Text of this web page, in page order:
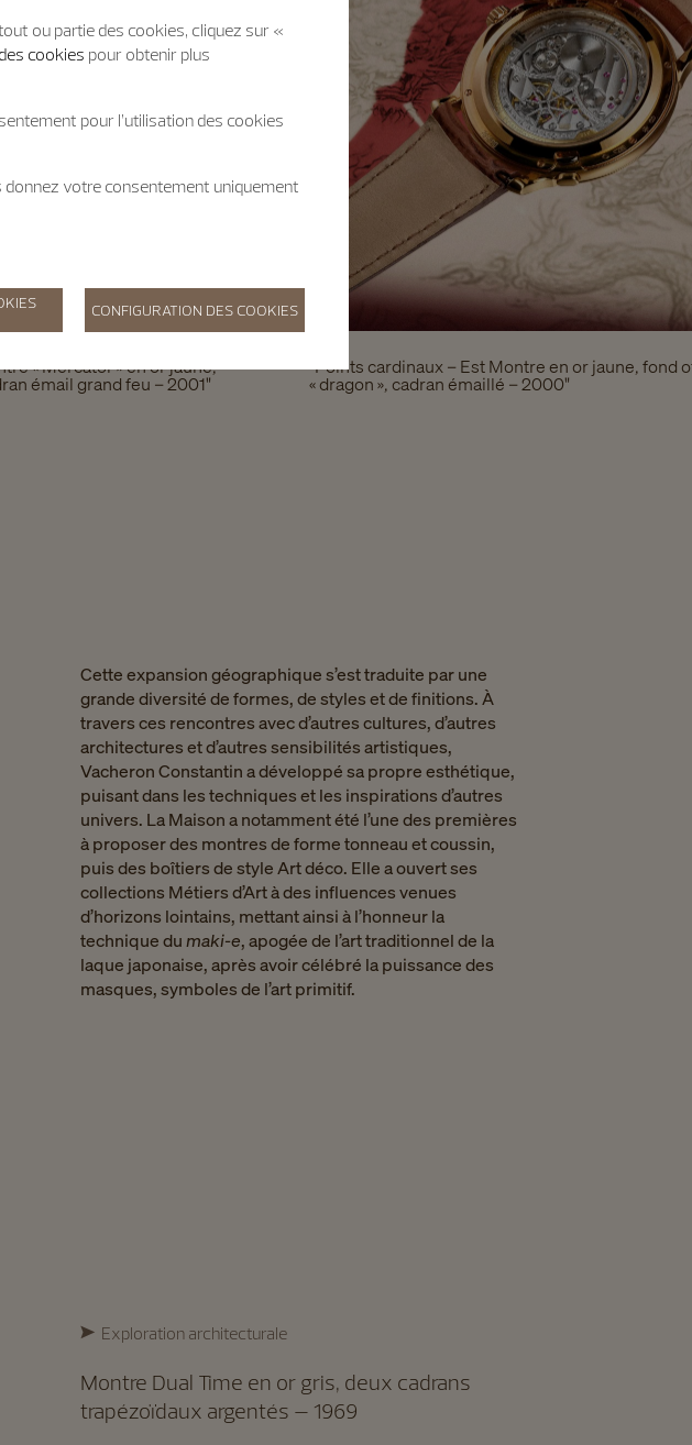
« Mercator » en or jaune,
émail grand feu – 2001"
"Points cardinaux – Est Montre en or jaune, fond
« dragon », cadran émaillé – 2000"
Cette expansion géographique s’est traduite par une
grande diversité de formes, de styles et de finitions. À
travers ces rencontres avec d’autres cultures, d’autres
architectures et d’autres sensibilités artistiques,
Vacheron Constantin a développé sa propre esthétique,
puisant dans les techniques et les inspirations d’autres
univers. La Maison a notamment été l’une des premières
à proposer des montres de forme tonneau et coussin,
puis des boîtiers de style Art déco. Elle a ouvert ses
collections Métiers d’Art à des influences venues
d’horizons lointains, mettant ainsi à l’honneur la
technique dumaki-e, apogée de l’art traditionnel de la
laque japonaise, après avoir célébré la puissance des
masques, symboles de l’art primitif. ​
Exploration architecturale
Montre Dual Time en or gris, deux cadrans
trapézoïdaux argentés – 1969
ou partie des cookies, cliquez sur «
cookies pour obtenir plus
pour l’utilisation des cookies
votre consentement uniquement
CONFIGURATION DES COOKIES